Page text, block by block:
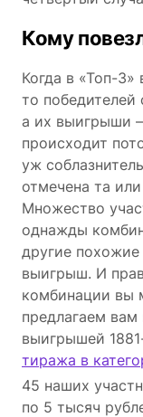
Кому
Когда в «Топ-
то победителей
а их выигрыши
происходит
уж
отмечена та
Множество
однажды
другие
выигрыш. И
комбинации вы
предлагаем
выигрышей
тиража в
45 наших
по 5 тысяч